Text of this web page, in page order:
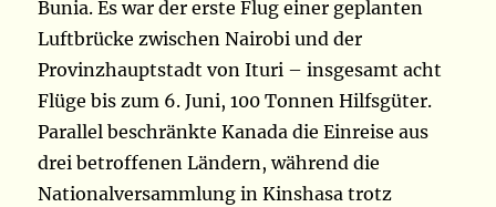
Bunia. Es war der erste Flug einer geplanten
Luftbrücke zwischen Nairobi und der
Provinzhauptstadt von Ituri – insgesamt acht
Flüge bis zum 6. Juni, 100 Tonnen Hilfsgüter.
Parallel beschränkte Kanada die Einreise aus
drei betroffenen Ländern, während die
Nationalversammlung in Kinshasa trotz